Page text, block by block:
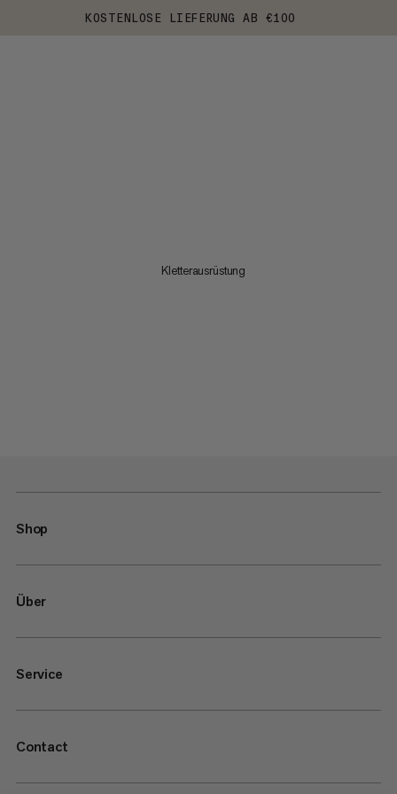
KOSTENLOSE LIEFERUNG AB €100
Kletterausrüstung
Shop
Über
Service
Contact